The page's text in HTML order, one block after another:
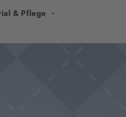
das in sorgsam kreierten
& Pflege